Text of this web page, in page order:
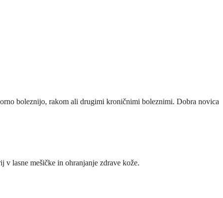
boleznijo, rakom ali drugimi kroničnimi boleznimi. Dobra novica
v lasne mešičke in ohranjanje zdrave kože.